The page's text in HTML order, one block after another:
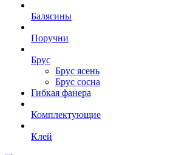
Балясины
Поручни
Брус
Брус ясень
Брус сосна
Гибкая фанера
Комплектующие
Клей